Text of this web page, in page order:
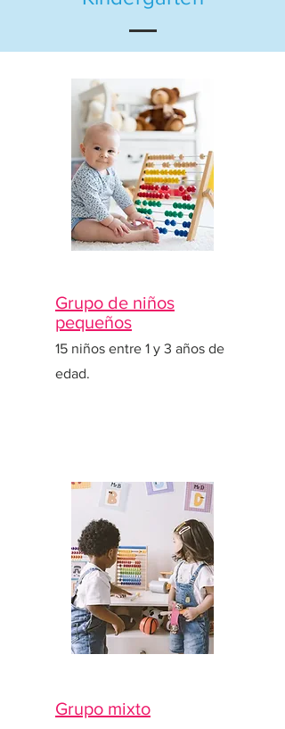
Grupo de niños
pequeños
15 niños entre 1 y 3 años de
edad.
Grupo mixto